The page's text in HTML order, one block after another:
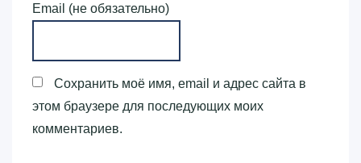
Email (не обязательно)
Сохранить моё имя, email и адрес сайта в
этом браузере для последующих моих
комментариев.